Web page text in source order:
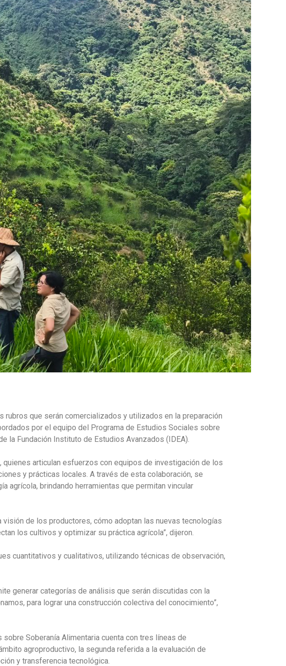
rubros que serán comercializados y utilizados en la preparación
por el equipo del Programa de Estudios Sociales sobre
la Fundación Instituto de Estudios Avanzados (IDEA).
articulan esfuerzos con equipos de investigación de los
y prácticas locales. A través de esta colaboración, se
agrícola, brindando herramientas que permitan vincular
de los productores, cómo adoptan las nuevas tecnologías
los cultivos y optimizar su práctica agrícola”, dijeron.
cuantitativos y cualitativos, utilizando técnicas de observación,
generar categorías de análisis que serán discutidas con la
para lograr una construcción colectiva del conocimiento”,
Soberanía Alimentaria cuenta con tres líneas de
agroproductivo, la segunda referida a la evaluación de
y transferencia tecnológica.